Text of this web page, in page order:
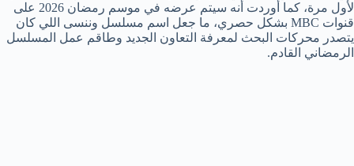
لأول مرة، كما أوردت أنه سيتم عرضه في موسم رمضان 2026 على
قنوات MBC بشكل حصري، ما جعل اسم مسلسل وننسى اللي كان
يتصدر محركات البحث لمعرفة التعاون الجديد وطاقم عمل المسلسل
الرمضاني القادم.